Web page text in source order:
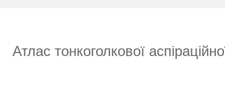
Атлас тонкоголкової